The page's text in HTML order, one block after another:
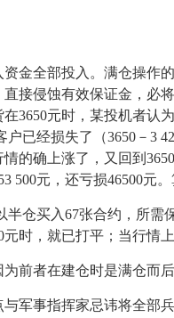
全部投入。满仓操作
接侵蚀有效保证金，必
3650元时，某投机者认
已经损失了（3650－3
的确上涨了，又回到
500元，还亏损46500元
买入67张合约，所需保
时，就已打平；当行情
者在建仓时是满仓而
事指挥家忌讳将全部